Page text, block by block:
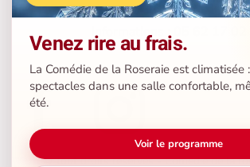
156 Bis, Avenue de Lavaur - 31500
Informations : 05 62 17 02
© Tout droits réservés - Comédie de la
Venez rire au frais.
La Comédie de la Roseraie est climatisée
spectacles dans une salle confortable,
été.
Voir le programme